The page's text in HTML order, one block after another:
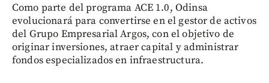
Como parte del programa ACE 1.0, Odinsa
evolucionará para convertirse en el gestor de activos
del Grupo Empresarial Argos, con el objetivo de
originar inversiones, atraer capital y administrar
fondos especializados en infraestructura.